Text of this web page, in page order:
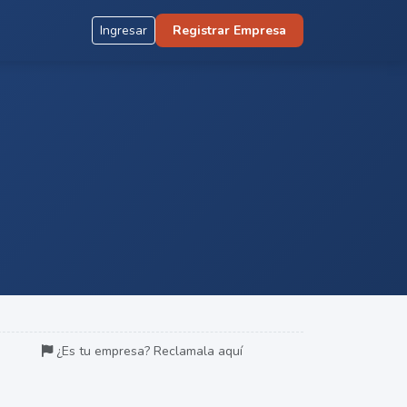
Ingresar Registrar Empresa
¿Es tu empresa? Reclamala aquí